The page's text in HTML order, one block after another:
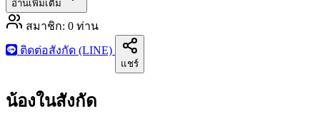
อ่านเพิ่มเติม
สมาชิก: 0 ท่าน
ติดต่อสังกัด (LINE)
แชร์
น้องในสังกัด